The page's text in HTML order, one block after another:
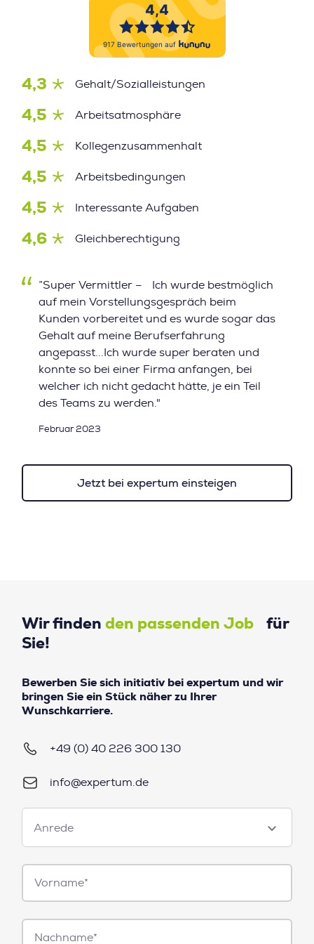
4,3 Gehalt/Sozialleistungen
4,5 Arbeitsatmosphäre
4,5 Kollegenzusammenhalt
4,5 Arbeitsbedingungen
4,5 Interessante Aufgaben
4,6 Gleichberechtigung
”Super Vermittler – Ich wurde bestmöglich
auf mein Vorstellungsgespräch beim
Kunden vorbereitet und es wurde sogar das
Gehalt auf meine Berufserfahrung
angepasst...Ich wurde super beraten und
konnte so bei einer Firma anfangen, bei
welcher ich nicht gedacht hätte, je ein Teil
des Teams zu werden."
Februar 2023
Jetzt bei expertum einsteigen
Wir finden den passenden Job für
Sie!
Bewerben Sie sich initiativ bei expertum und wir
bringen Sie ein Stück näher zu Ihrer
Wunschkarriere.
+49 (0) 40 226 300 130
info@expertum.de
Anrede
Anrede
Vorname*
Nachname*